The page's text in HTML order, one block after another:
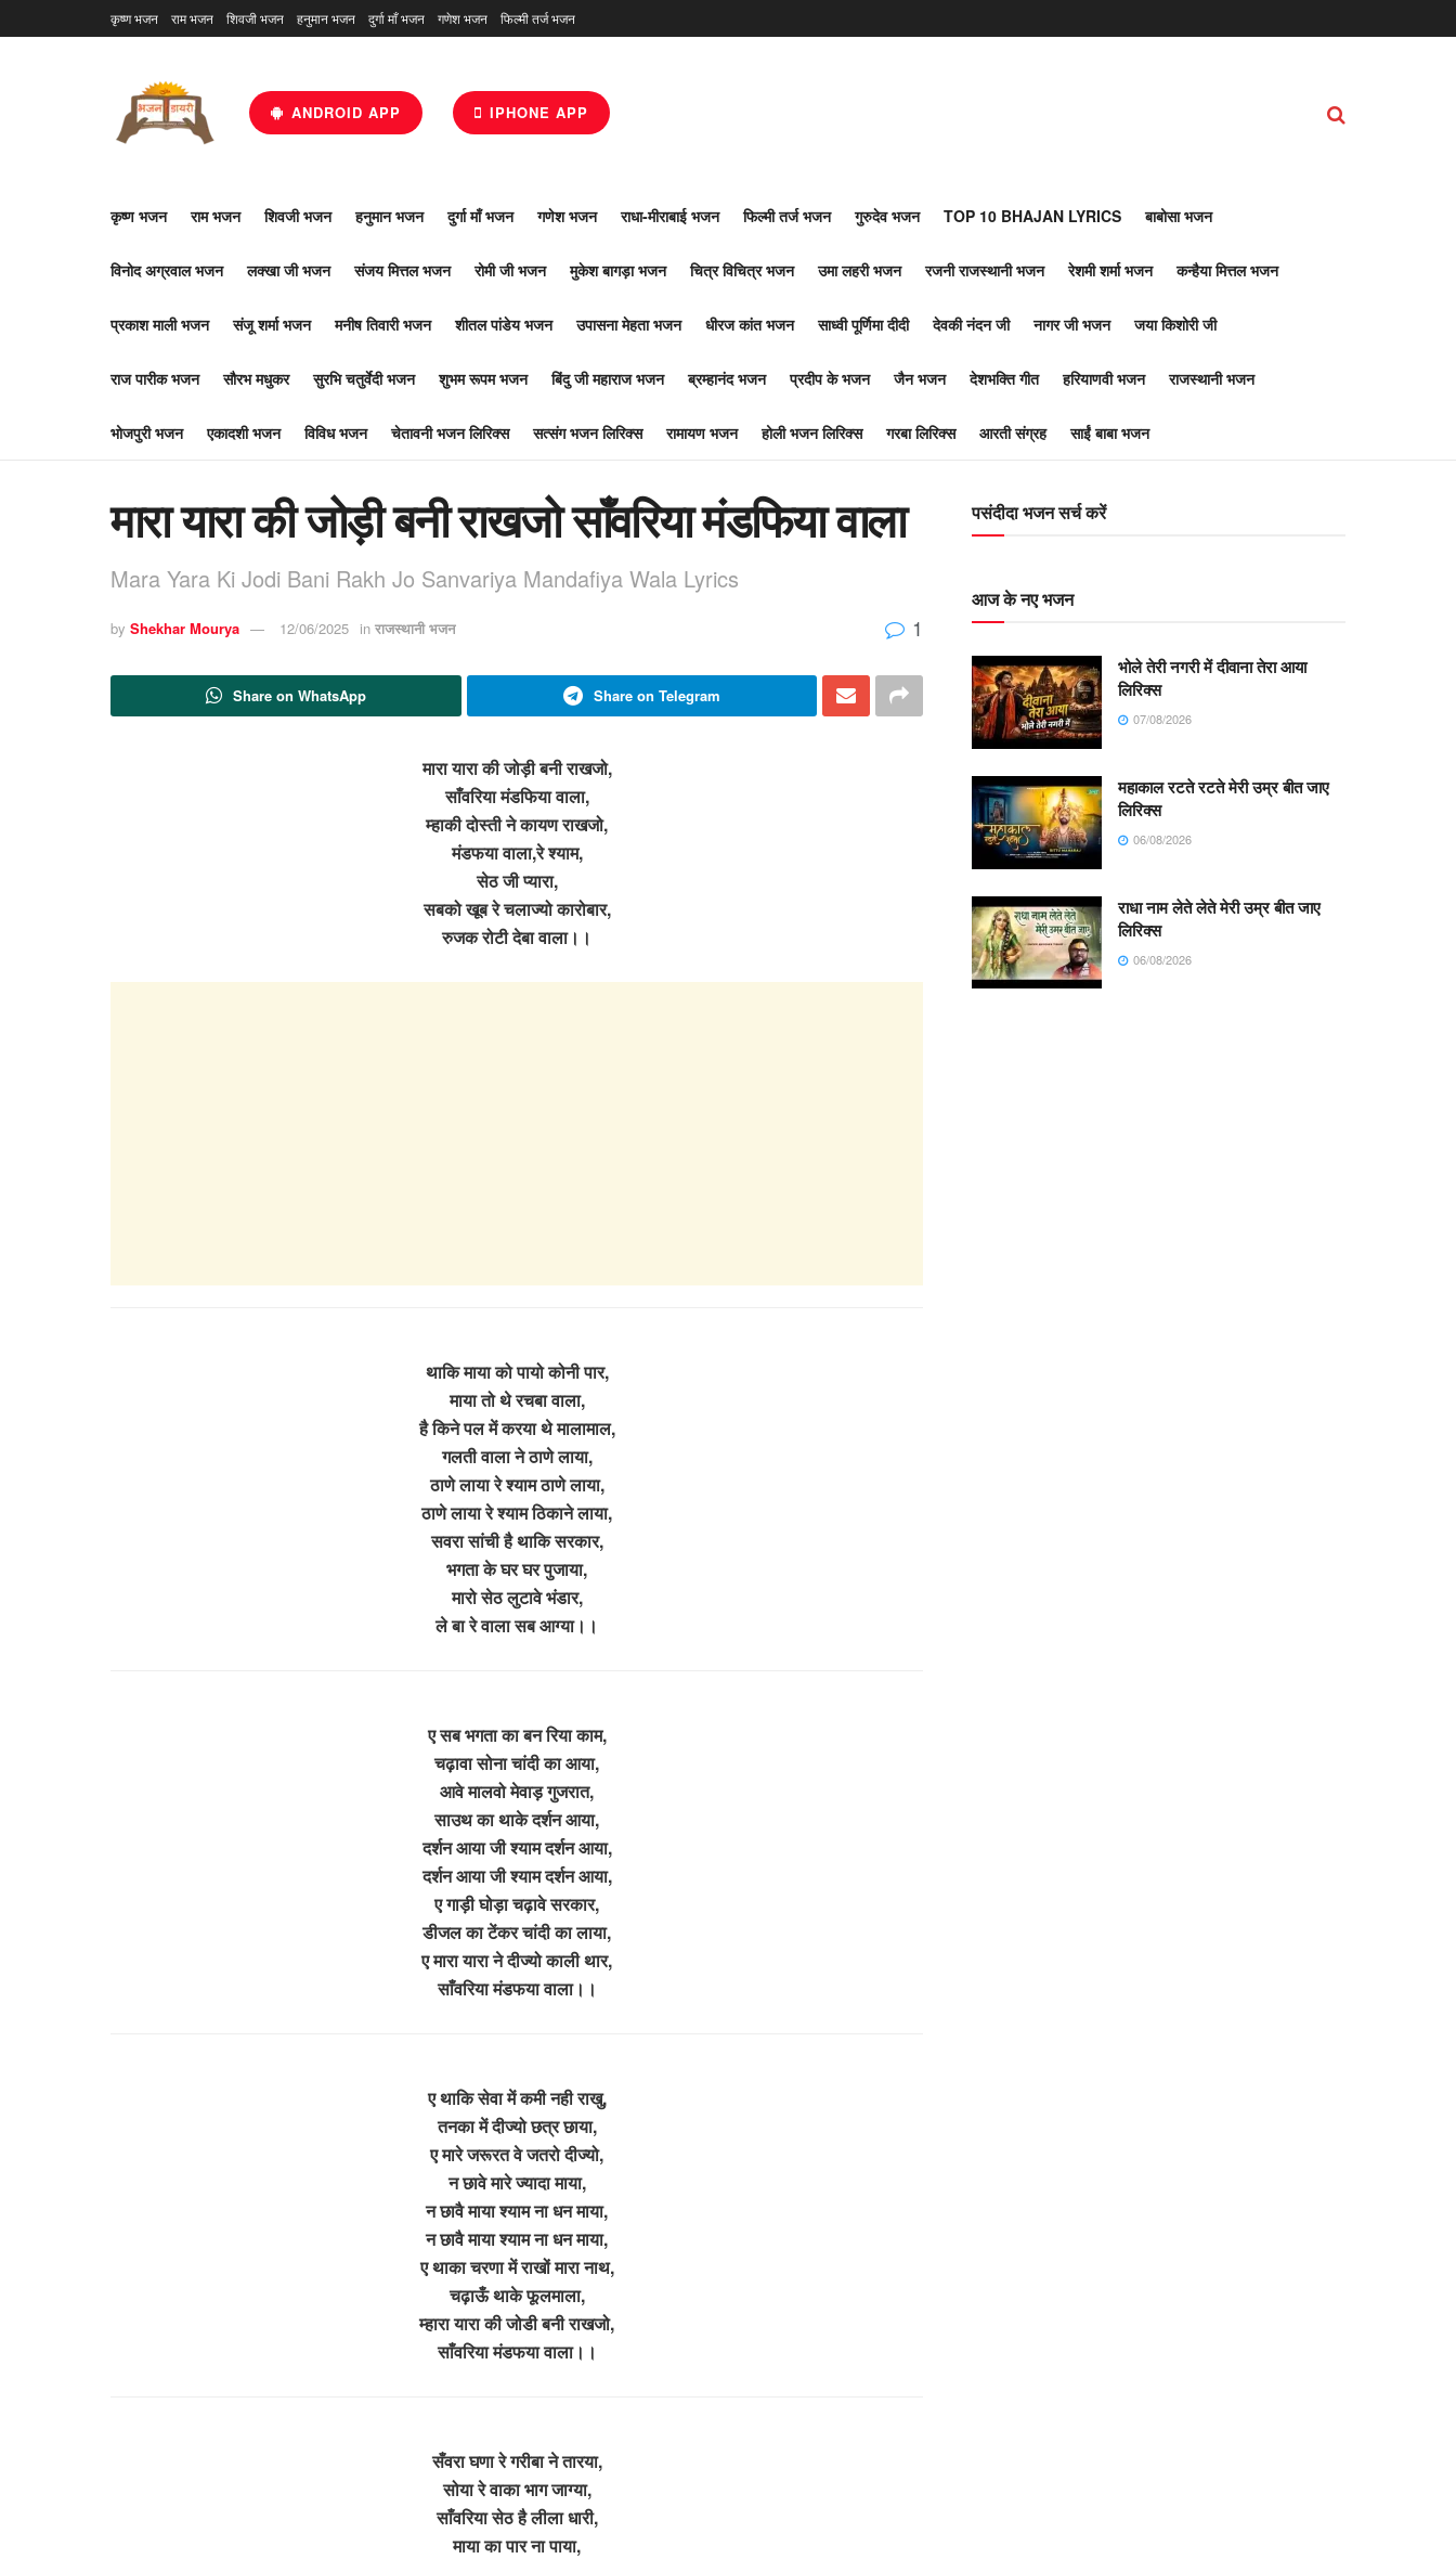
कृष्ण भजन राम भजन शिवजी भजन हनुमान भजन दुर्गा माँ भजन गणेश भजन फिल्मी तर्ज भजन
ANDROID APP IPHONE APP
कृष्ण भजन राम भजन शिवजी भजन हनुमान भजन दुर्गा माँ भजन गणेश भजन राधा-मीराबाई भजन फिल्मी तर्ज भजन गुरुदेव भजन TOP 10 BHAJAN LYRICS बाबोसा भजन
विनोद अग्रवाल भजन लक्खा जी भजन संजय मित्तल भजन रोमी जी भजन मुकेश बागड़ा भजन चित्र विचित्र भजन उमा लहरी भजन रजनी राजस्थानी भजन रेशमी शर्मा भजन कन्हैया मित्तल भजन
प्रकाश माली भजन संजू शर्मा भजन मनीष तिवारी भजन शीतल पांडेय भजन उपासना मेहता भजन धीरज कांत भजन साध्वी पूर्णिमा दीदी देवकी नंदन जी नागर जी भजन जया किशोरी जी
राज पारीक भजन सौरभ मधुकर सुरभि चतुर्वेदी भजन शुभम रूपम भजन बिंदु जी महाराज भजन ब्रम्हानंद भजन प्रदीप के भजन जैन भजन देशभक्ति गीत हरियाणवी भजन राजस्थानी भजन
भोजपुरी भजन एकादशी भजन विविध भजन चेतावनी भजन लिरिक्स सत्संग भजन लिरिक्स रामायण भजन होली भजन लिरिक्स गरबा लिरिक्स आरती संग्रह साईं बाबा भजन
मारा यारा की जोड़ी बनी राखजो साँवरिया मंडफिया वाला
Mara Yara Ki Jodi Bani Rakh Jo Sanvariya Mandafiya Wala Lyrics
by Shekhar Mourya 12/06/2025 in राजस्थानी भजन 1
Share on WhatsApp Share on Telegram
मारा यारा की जोड़ी बनी राखजो,
साँवरिया मंडफिया वाला,
म्हाकी दोस्ती ने कायण राखजो,
मंडफया वाला,रे श्याम,
सेठ जी प्यारा,
सबको खूब रे चलाज्यो कारोबार,
रुजक रोटी देबा वाला।।
थाकि माया को पायो कोनी पार,
माया तो थे रचबा वाला,
है किने पल में करया थे मालामाल,
गलती वाला ने ठाणे लाया,
ठाणे लाया रे श्याम ठाणे लाया,
ठाणे लाया रे श्याम ठिकाने लाया,
सवरा सांची है थाकि सरकार,
भगता के घर घर पुजाया,
मारो सेठ लुटावे भंडार,
ले बा रे वाला सब आग्या।।
ए सब भगता का बन रिया काम,
चढ़ावा सोना चांदी का आया,
आवे मालवो मेवाड़ गुजरात,
साउथ का थाके दर्शन आया,
दर्शन आया जी श्याम दर्शन आया,
दर्शन आया जी श्याम दर्शन आया,
ए गाड़ी घोड़ा चढ़ावे सरकार,
डीजल का टेंकर चांदी का लाया,
ए मारा यारा ने दीज्यो काली थार,
साँवरिया मंडफया वाला।।
ए थाकि सेवा में कमी नही राखु,
तनका में दीज्यो छत्र छाया,
ए मारे जरूरत वे जतरो दीज्यो,
न छावे मारे ज्यादा माया,
न छावै माया श्याम ना धन माया,
न छावै माया श्याम ना धन माया,
ए थाका चरणा में राखों मारा नाथ,
चढ़ाऊँ थाके फूलमाला,
म्हारा यारा की जोडी बनी राखजो,
साँवरिया मंडफया वाला।।
सँवरा घणा रे गरीबा ने तारया,
सोया रे वाका भाग जाग्या,
साँवरिया सेठ है लीला धारी,
माया का पार ना पाया,
पसंदीदा भजन सर्च करें
आज के नए भजन
भोले तेरी नगरी में दीवाना तेरा आया
लिरिक्स
07/08/2026
महाकाल रटते रटते मेरी उम्र बीत जाए
लिरिक्स
06/08/2026
राधा नाम लेते लेते मेरी उम्र बीत जाए
लिरिक्स
06/08/2026